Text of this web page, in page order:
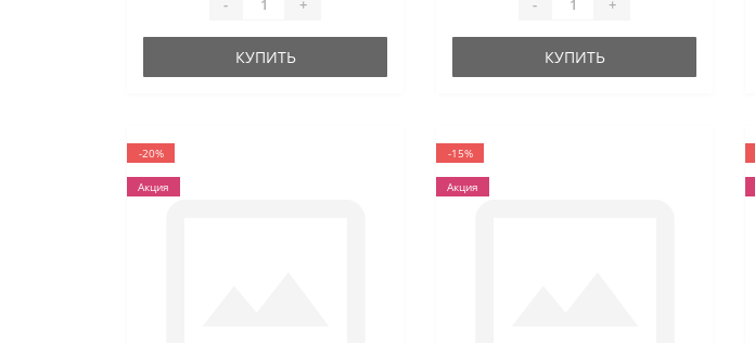
КУПИТЬ КУПИТЬ
-20%
Акция
-15%
Акция